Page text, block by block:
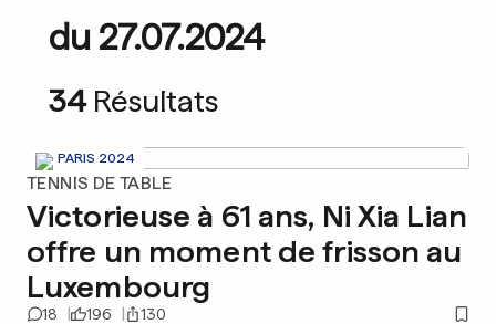
du 27.07.2024
34 Résultats
PARIS 2024
TENNIS DE TABLE
Victorieuse à 61 ans, Ni Xia Lian
offre un moment de frisson au
Luxembourg
18 196 130